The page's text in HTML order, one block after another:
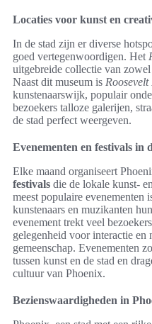
Locaties voor kunst en
In de stad zijn er diverse
goed vertegenwoordigen. Het
uitgebreide collectie van
Naast dit museum is Roosevelt
kunstenaarswijk, populair
bezoekers talloze galerijen,
de stad perfect weergeven.
Evenementen en festivals in
Elke maand organiseert
festivals die de lokale kunst-
meest populaire evenementen
kunstenaars en muzikanten
evenement trekt veel
gelegenheid voor interactie en
gemeenschap. Evenementen
tussen kunst en de stad en
cultuur van Phoenix.
Bezienswaardigheden in